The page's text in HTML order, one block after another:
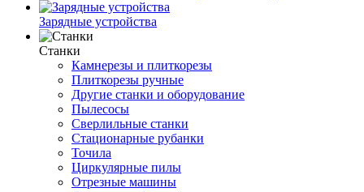
Зарядные устройства
Станки
Камнерезы и плиткорезы
Плиткорезы ручные
Другие станки и оборудование
Пылесосы
Сверлильные станки
Стационарные рубанки
Точила
Циркулярные пилы
Отрезные машины